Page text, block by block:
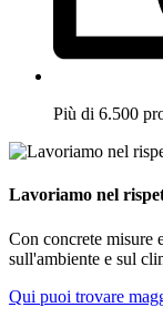
Più di 6.500
Lavoriamo nel
Con concrete misure
sull'ambiente e sul
Qui puoi trovare